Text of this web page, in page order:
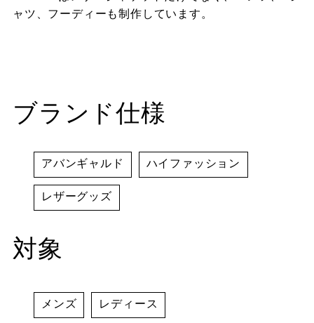
ャツ、フーディーも制作しています。
ブランド仕様
アバンギャルド ハイファッション
レザーグッズ
対象
メンズ レディース